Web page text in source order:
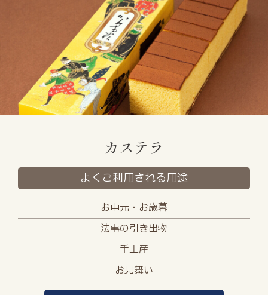
カステラ
よくご利用される用途
お中元・お歳暮
法事の引き出物
手土産
お見舞い